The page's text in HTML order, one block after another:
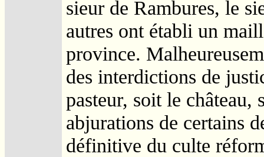
sieur de Rambures, le
autres ont établi un
province.
des interdictions de
pasteur, soit le château,
abjurations de certains
définitive du culte